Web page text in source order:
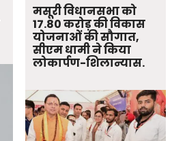
मसूरी विधानसभा को
17.80 करोड़ की विकास
योजनाओं की सौगात,
सीएम धामी ने किया
लोकार्पण-शिलान्यास.